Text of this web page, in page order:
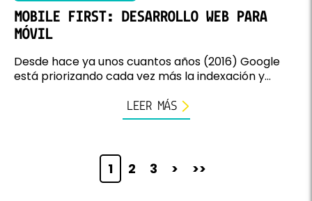
MOBILE FIRST: DESARROLLO WEB PARA
MÓVIL
Desde hace ya unos cuantos años (2016) Google
está priorizando cada vez más la indexación y...
LEER MÁS
1 2 3 > >>